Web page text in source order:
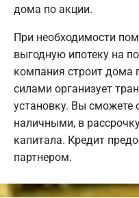
дома по акции.
При необходимости
выгодную ипотеку на
компания строит дома
силами организует
установку. Вы сможете
наличными, в
капитала. Кредит
партнером.